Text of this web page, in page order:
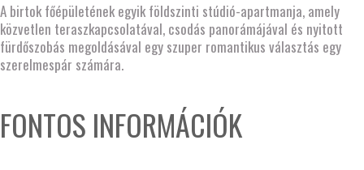
A birtok főépületének egyik földszinti stúdió-apartmanja, amely
közvetlen teraszkapcsolatával, csodás panorámájával és nyitott
fürdőszobás megoldásával egy szuper romantikus választás egy
szerelmespár számára.
FONTOS INFORMÁCIÓK